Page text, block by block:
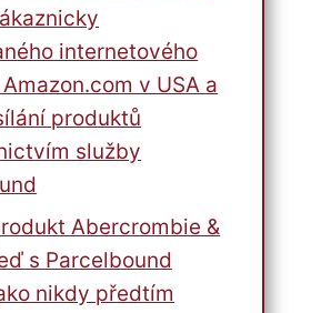
internetového
v USA a
produktů
služby
Abercrombie &
s Parcelbound
nikdy předtím